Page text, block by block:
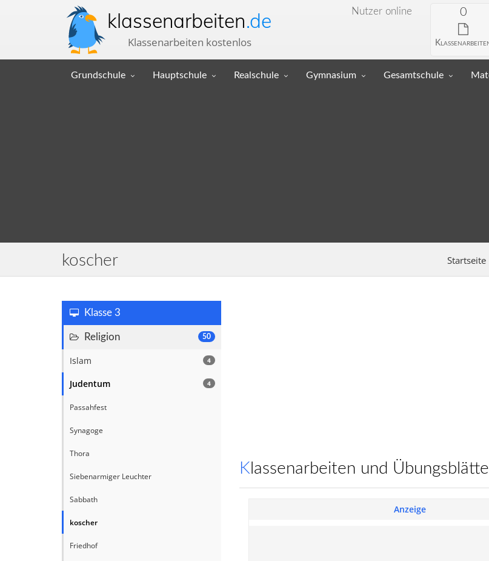
klassenarbeiten.de
Klassenarbeiten kostenlos
Nutzer online 0
Grundschule Hauptschule Realschule Gymnasium Gesamtschule
koscher Startseite
Klasse 3
50
Religion
4
Islam
4
Judentum
Passahfest
Synagoge
Thora
Siebenarmiger Leuchter
Sabbath
koscher
Friedhof
Klassenarbeiten und
Anzeige